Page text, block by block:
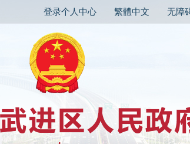
登录个人中心 繁體中文 无障